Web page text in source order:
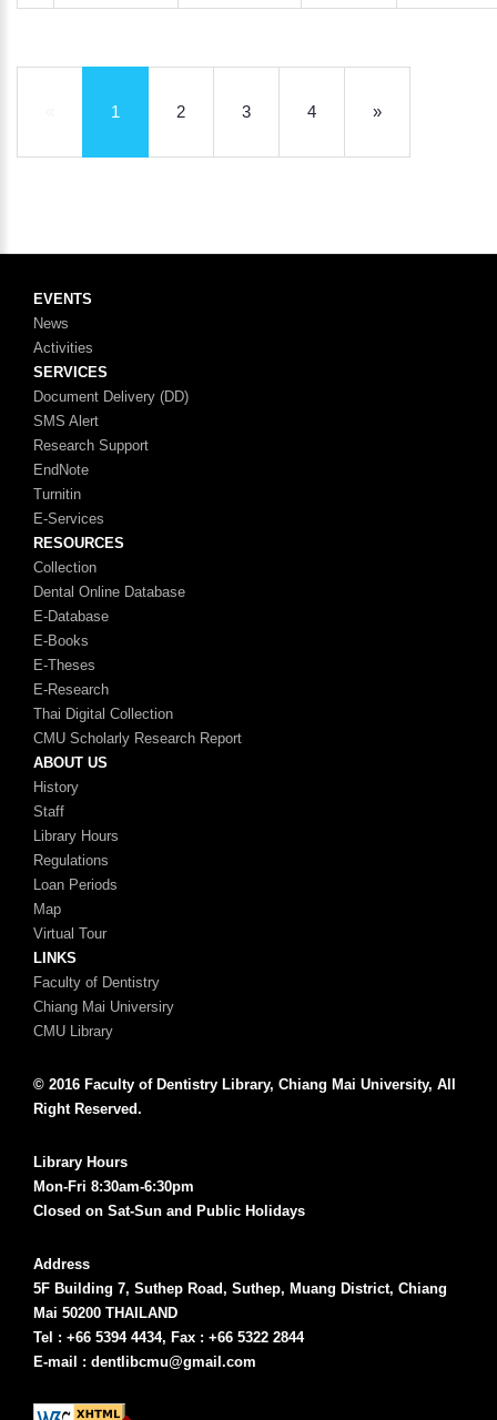
1 2 3 4 »
EVENTS
News
Activities
SERVICES
Document Delivery (DD)
SMS Alert
Research Support
EndNote
Turnitin
E-Services
RESOURCES
Collection
Dental Online Database
E-Database
E-Books
E-Theses
E-Research
Thai Digital Collection
CMU Scholarly Research Report
ABOUT US
History
Staff
Library Hours
Regulations
Loan Periods
Map
Virtual Tour
LINKS
Faculty of Dentistry
Chiang Mai Universiry
CMU Library
© 2016 Faculty of Dentistry Library, Chiang Mai University, All
Right Reserved.
Library Hours
Mon-Fri 8:30am-6:30pm
Closed on Sat-Sun and Public Holidays
Address
5F Building 7, Suthep Road, Suthep, Muang District, Chiang
Mai 50200 THAILAND
Tel : +66 5394 4434, Fax : +66 5322 2844
E-mail : dentlibcmu@gmail.com